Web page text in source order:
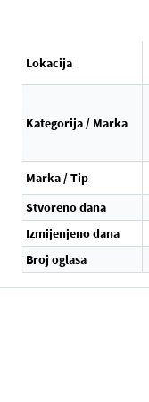
Lokacija
Kategorija / Marka
Marka / Tip
Stvoreno dana
Izmijenjeno dana
Broj oglasa